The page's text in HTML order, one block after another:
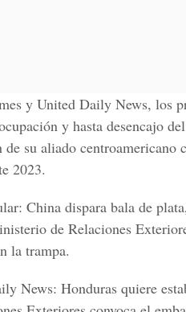
y United Daily News, los
y hasta desencajo
su aliado centroamericano
2023.
China dispara bala de
de Relaciones
la trampa.
News: Honduras quiere